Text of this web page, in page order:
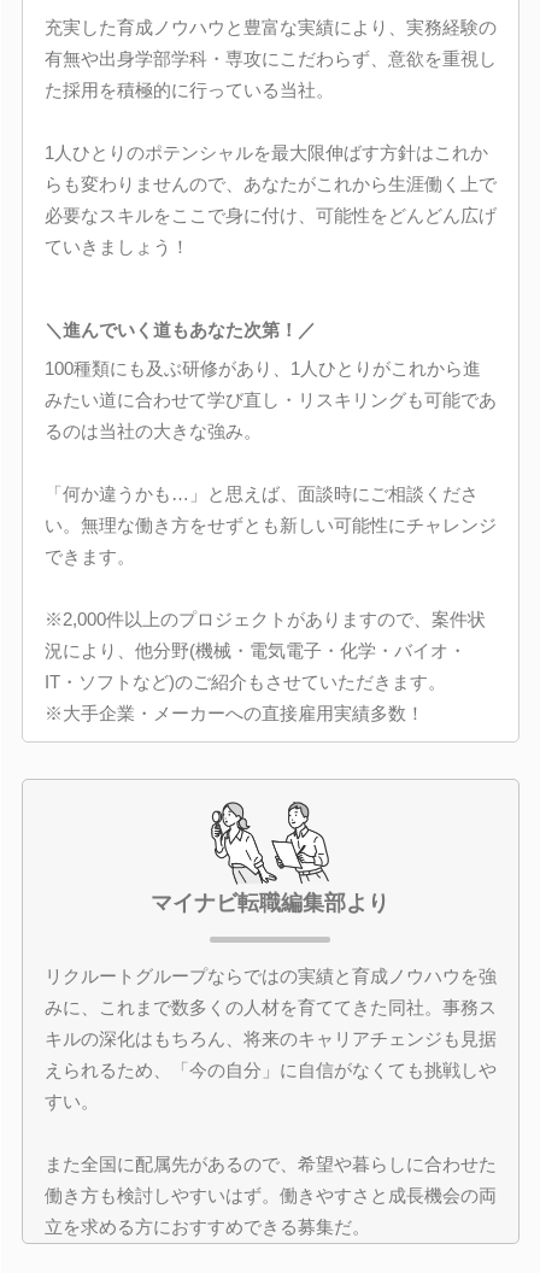
充実した育成ノウハウと豊富な実績により、実務経験の
有無や出身学部学科・専攻にこだわらず、意欲を重視し
た採用を積極的に行っている当社。
1人ひとりのポテンシャルを最大限伸ばす方針はこれか
らも変わりませんので、あなたがこれから生涯働く上で
必要なスキルをここで身に付け、可能性をどんどん広げ
ていきましょう！
＼進んでいく道もあなた次第！／
100種類にも及ぶ研修があり、1人ひとりがこれから進
みたい道に合わせて学び直し・リスキリングも可能であ
るのは当社の大きな強み。
「何か違うかも…」と思えば、面談時にご相談くださ
い。無理な働き方をせずとも新しい可能性にチャレンジ
できます。
※2,000件以上のプロジェクトがありますので、案件状
況により、他分野(機械・電気電子・化学・バイオ・
IT・ソフトなど)のご紹介もさせていただきます。
※大手企業・メーカーへの直接雇用実績多数！
マイナビ転職編集部より
リクルートグループならではの実績と育成ノウハウを強
みに、これまで数多くの人材を育ててきた同社。事務ス
キルの深化はもちろん、将来のキャリアチェンジも見据
えられるため、「今の自分」に自信がなくても挑戦しや
すい。
また全国に配属先があるので、希望や暮らしに合わせた
働き方も検討しやすいはず。働きやすさと成長機会の両
立を求める方におすすめできる募集だ。